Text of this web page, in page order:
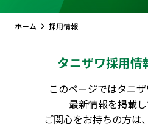
ホーム 採用情報
タニザワ採用情
このページではタニ
最新情報を掲載し
ご関心をお持ちの方は